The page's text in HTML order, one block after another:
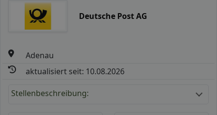
Deutsche Post AG
Adenau
aktualisiert seit: 10.08.2026
Stellenbeschreibung: